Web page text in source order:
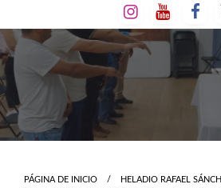
al
contenido
PÁGINA DE INICIO
HELADIO RAFAEL